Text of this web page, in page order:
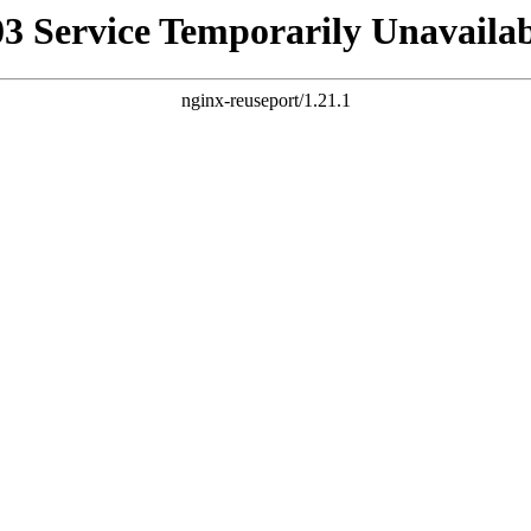
Service Temporarily
nginx-reuseport/1.21.1